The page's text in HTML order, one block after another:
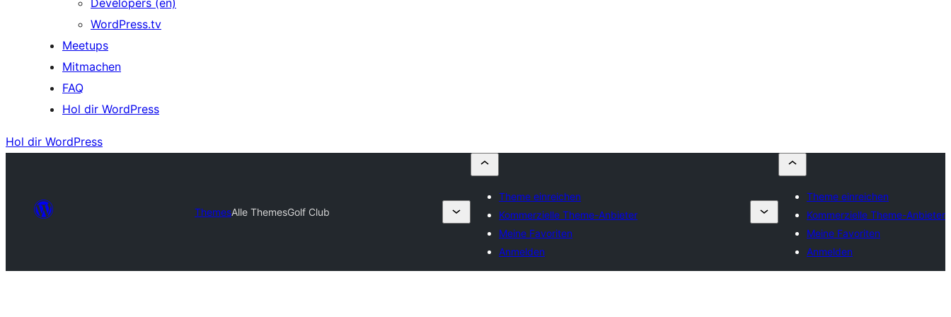
Developers (en)
WordPress.tv
Meetups
Mitmachen
FAQ
Hol dir WordPress
Hol dir WordPress
ThemesAlle ThemesGolf Club
Theme einreichen
Kommerzielle Theme-Anbieter
Meine Favoriten
Anmelden
Theme einreichen
Kommerzielle Theme-Anbieter
Meine Favoriten
Anmelden